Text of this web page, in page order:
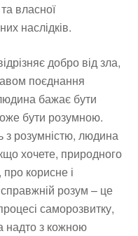
власної
наслідків.
добро від зла,
поєднання
бажає бути
бути розумною.
з розумністю, людина
хочете, природного
корисне і
розум – це
саморозвитку,
надто з кожною